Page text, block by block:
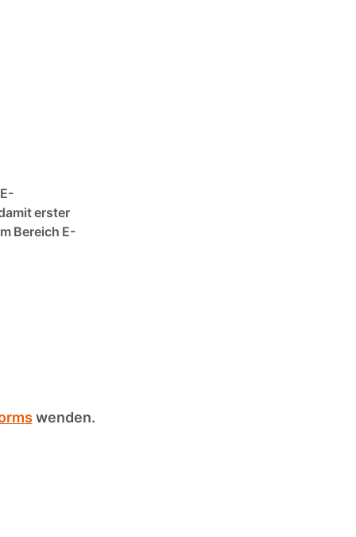
erster
Bereich E-
wenden.